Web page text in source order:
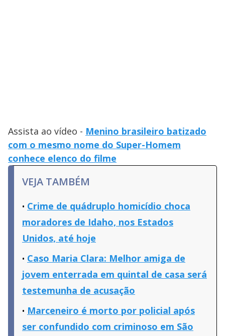
Assista ao vídeo - Menino brasileiro batizado
com o mesmo nome do Super-Homem
conhece elenco do filme
VEJA TAMBÉM
Crime de quádruplo homicídio choca
moradores de Idaho, nos Estados
Unidos, até hoje
Caso Maria Clara: Melhor amiga de
jovem enterrada em quintal de casa será
testemunha de acusação
Marceneiro é morto por policial após
ser confundido com criminoso em São